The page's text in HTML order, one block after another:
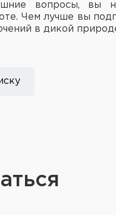
вопросы, вы
Чем лучше вы
в дикой